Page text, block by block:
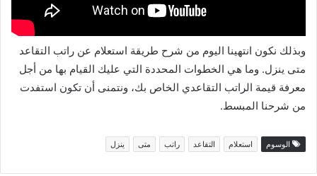
وبذلك نكون انتهينا اليوم من شرح طريقة استعلام عن راتب التقاعد
متى ينزل. وما هي الخطوات المحددة التي عليك القيام بها من أجل
معرفة قيمة الراتب التقاعدي الخاص بك، ونتمنى أن تكون استفدت
من شرحنا المبسط.
الوسوم استعلام التقاعد راتب متى ينزل